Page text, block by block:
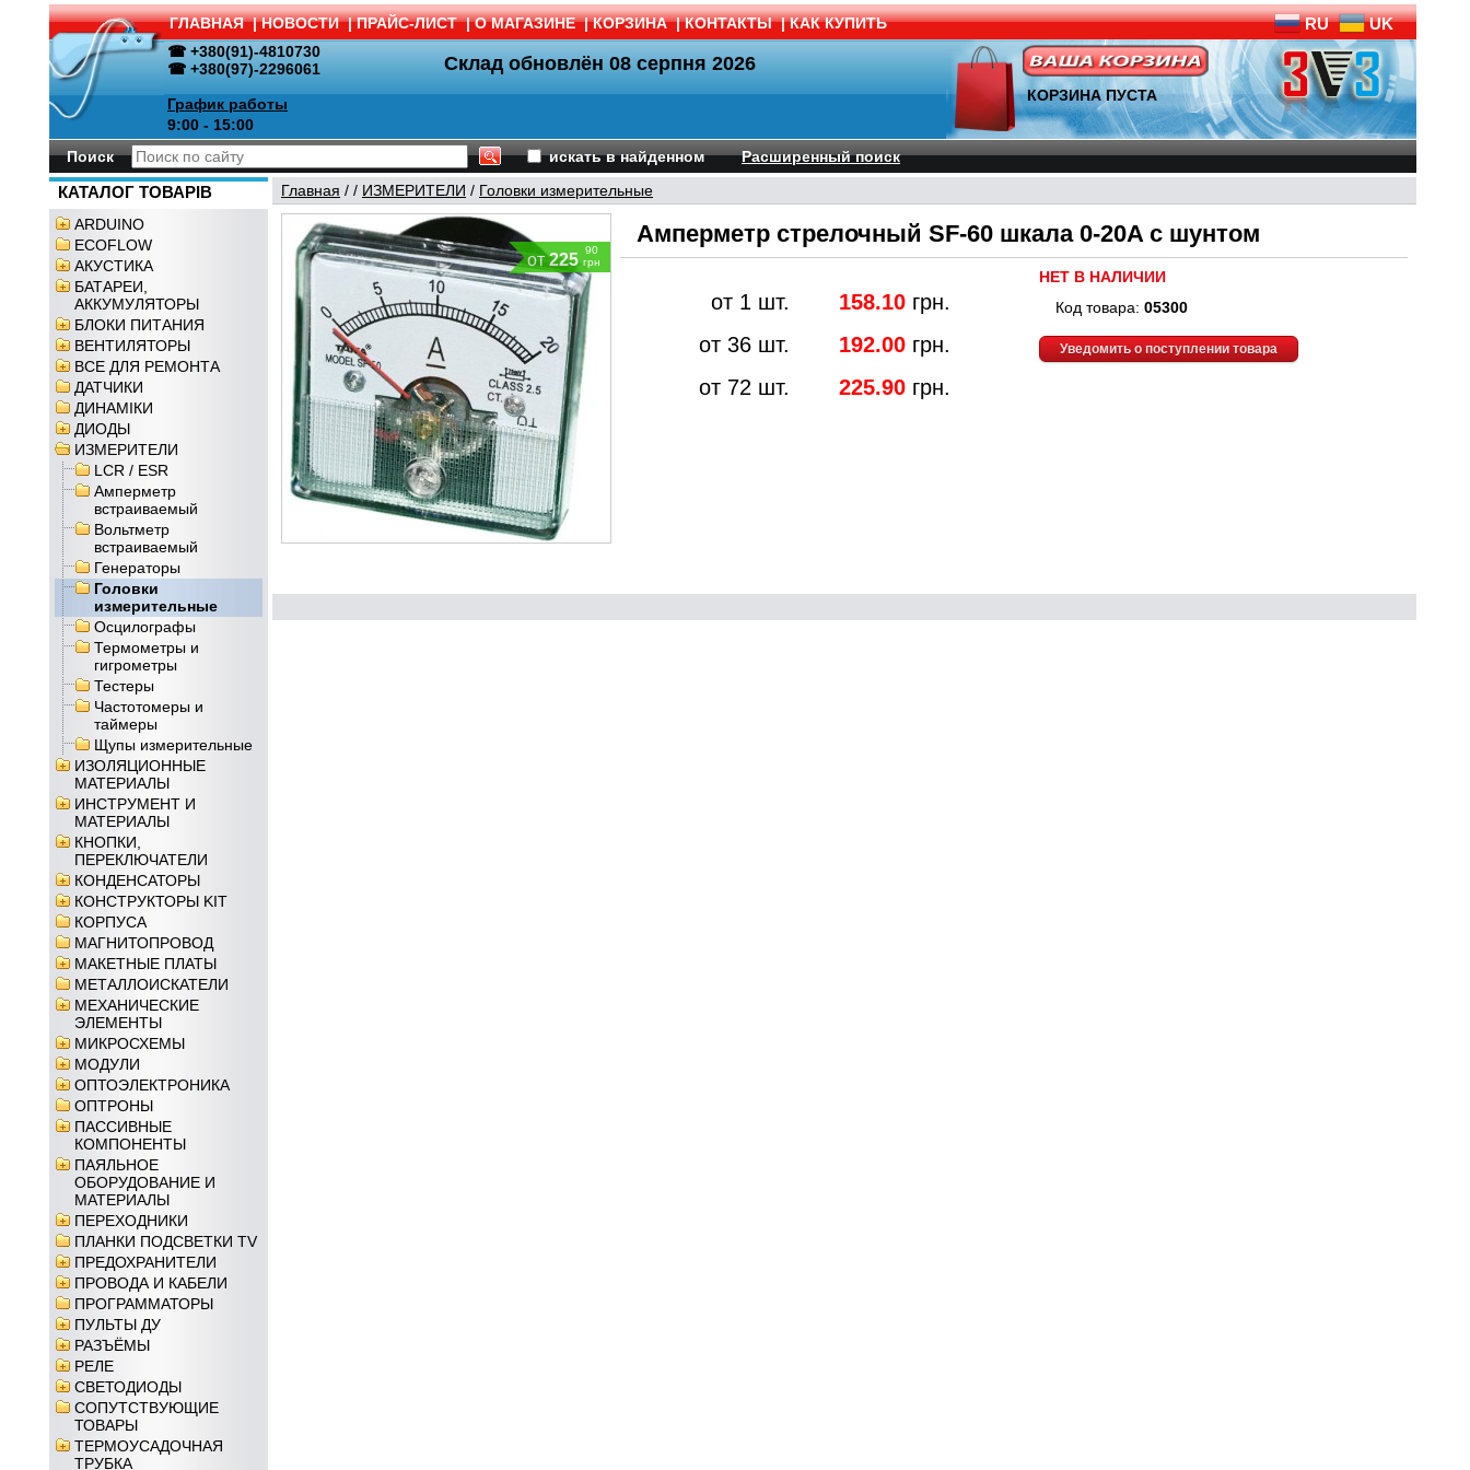
ГЛАВНАЯ | НОВОСТИ | ПРАЙС-ЛИСТ | О МАГАЗИНЕ | КОРЗИНА | КОНТАКТЫ | КАК КУПИТЬ RU UK
☎ +380(91)-4810730
☎ +380(97)-2296061
График работы
9:00 - 15:00
Склад обновлён 08 серпня 2026
КОРЗИНА ПУСТА
Поиск искать в найденном Расширенный поиск
КАТАЛОГ ТОВАРІВ
ARDUINO
ECOFLOW
АКУСТИКА
БАТАРЕИ,
АККУМУЛЯТОРЫ
БЛОКИ ПИТАНИЯ
ВЕНТИЛЯТОРЫ
ВСЕ ДЛЯ РЕМОНТА
ДАТЧИКИ
ДИНАМІКИ
ДИОДЫ
ИЗМЕРИТЕЛИ
LCR / ESR
Амперметр
встраиваемый
Вольтметр
встраиваемый
Генераторы
Головки
измерительные
Осцилографы
Термометры и
гигрометры
Тестеры
Частотомеры и
таймеры
Щупы измерительные
ИЗОЛЯЦИОННЫЕ
МАТЕРИАЛЫ
ИНСТРУМЕНТ И
МАТЕРИАЛЫ
КНОПКИ,
ПЕРЕКЛЮЧАТЕЛИ
КОНДЕНСАТОРЫ
КОНСТРУКТОРЫ KIT
КОРПУСА
МАГНИТОПРОВОД
МАКЕТНЫЕ ПЛАТЫ
МЕТАЛЛОИСКАТЕЛИ
МЕХАНИЧЕСКИЕ
ЭЛЕМЕНТЫ
МИКРОСХЕМЫ
МОДУЛИ
ОПТОЭЛЕКТРОНИКА
ОПТРОНЫ
ПАССИВНЫЕ
КОМПОНЕНТЫ
ПАЯЛЬНОЕ
ОБОРУДОВАНИЕ И
МАТЕРИАЛЫ
ПЕРЕХОДНИКИ
ПЛАНКИ ПОДСВЕТКИ TV
ПРЕДОХРАНИТЕЛИ
ПРОВОДА И КАБЕЛИ
ПРОГРАММАТОРЫ
ПУЛЬТЫ ДУ
РАЗЪЁМЫ
РЕЛЕ
СВЕТОДИОДЫ
СОПУТСТВУЮЩИЕ
ТОВАРЫ
ТЕРМОУСАДОЧНАЯ
ТРУБКА
Главная / / ИЗМЕРИТЕЛИ / Головки измерительные
от225
90
грн
Амперметр стрелочный SF-60 шкала 0-20A с шунтом
от 1 шт. 158.10 грн.
от 36 шт.
192.00 грн.
от 72 шт.
225.90 грн.
НЕТ В НАЛИЧИИ
Код товара: 05300
Уведомить о поступлении товара